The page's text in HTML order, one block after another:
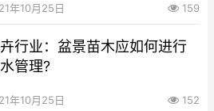
年10月25日 159
行业：盆景苗木应如何进行
管理?
年10月25日 152